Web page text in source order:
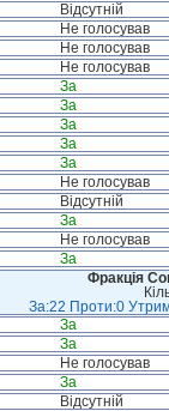
Відсутній
Не голосував
Не голосував
Не голосував
За
За
За
За
За
Не голосував
Відсутній
За
Не голосував
За
Фракція
За:22 Проти:0
За
За
Не голосував
За
Відсутній